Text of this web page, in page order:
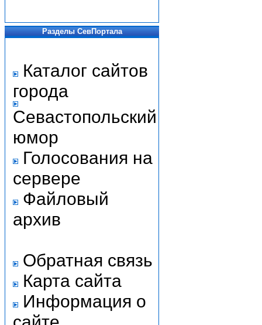
Разделы СевПортала
Каталог сайтов
города
Севастопольский
юмор
Голосования на
сервере
Файловый
архив
Обратная связь
Карта сайта
Информация о